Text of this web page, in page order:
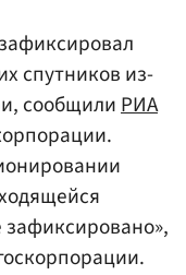
спутников из-
сообщилиРИА